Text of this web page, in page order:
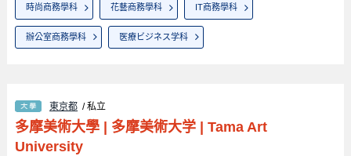
時尚商務學科 花藝商務學科 IT商務學科
辦公室商務學科 医療ビジネス学科
東京都 / 私立
多摩美術大學| 多摩美術大学| Tama Art
University